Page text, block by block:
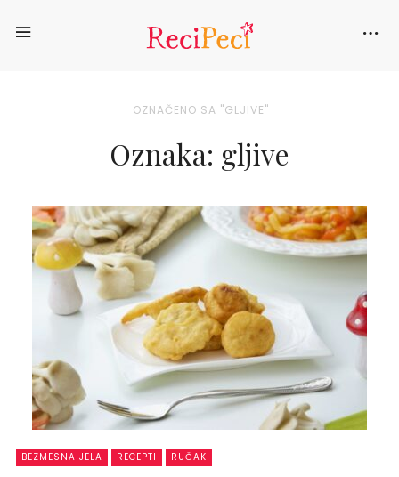
OZNAČENO SA "GLJIVE"
Oznaka: gljive
BEZMESNA JELA RECEPTI RUČAK